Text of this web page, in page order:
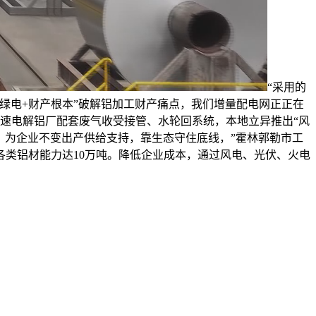
“采用的
电+财产根本”破解铝加工财产痛点，我们增量配电网正正在
电解铝厂配套废气收受接管、水轮回系统，本地立异推出“风
企业不变出产供给支持，靠生态守住底线，”霍林郭勒市工
铝材能力达10万吨。降低企业成本，通过风电、光伏、火电